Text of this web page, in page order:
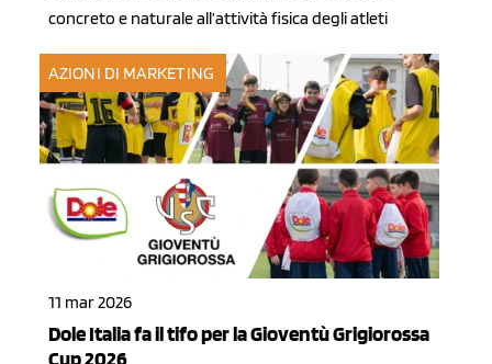
concreto e naturale all’attività fisica degli atleti
AZIONI DI MARKETING
11 mar 2026
Dole Italia fa il tifo per la Gioventù Grigiorossa
Cup 2026